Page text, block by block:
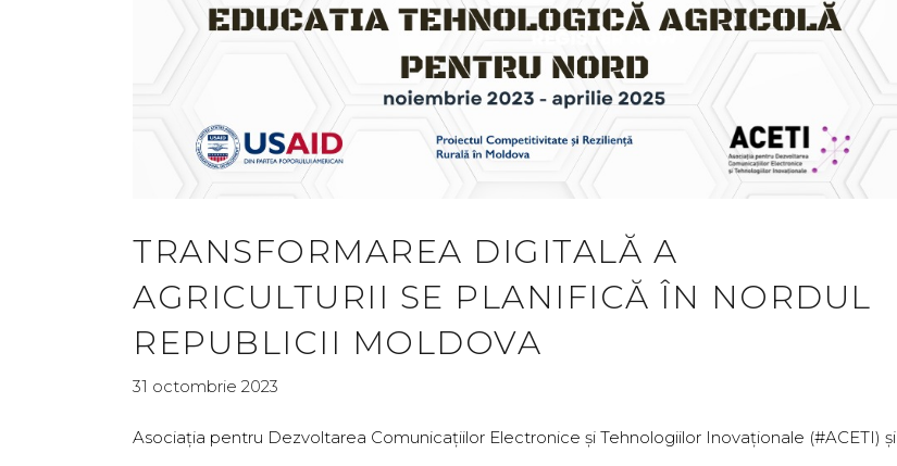
TRANSFORMAREA DIGITALĂ A
AGRICULTURII SE PLANIFICĂ ÎN NORDUL
REPUBLICII MOLDOVA
31 octombrie 2023
Asociația pentru Dezvoltarea Comunicațiilor Electronice și Tehnologiilor Inovaționale (#ACETI) și